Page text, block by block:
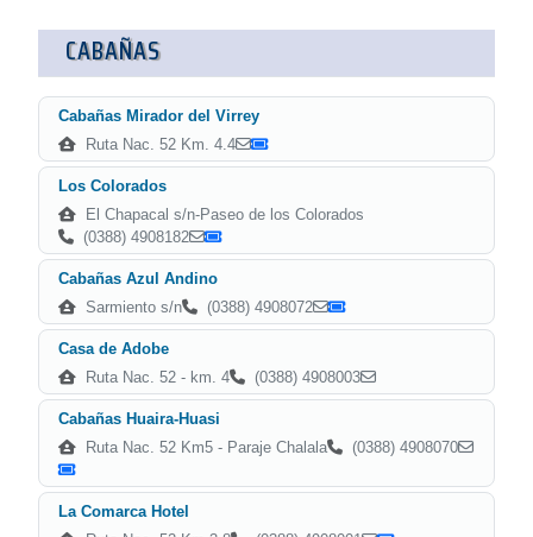
CABAÑAS
Cabañas Mirador del Virrey
Ruta Nac. 52 Km. 4.4
Los Colorados
El Chapacal s/n-Paseo de los Colorados
(0388) 4908182
Cabañas Azul Andino
Sarmiento s/n
(0388) 4908072
Casa de Adobe
Ruta Nac. 52 - km. 4
(0388) 4908003
Cabañas Huaira-Huasi
Ruta Nac. 52 Km5 - Paraje Chalala
(0388) 4908070
La Comarca Hotel